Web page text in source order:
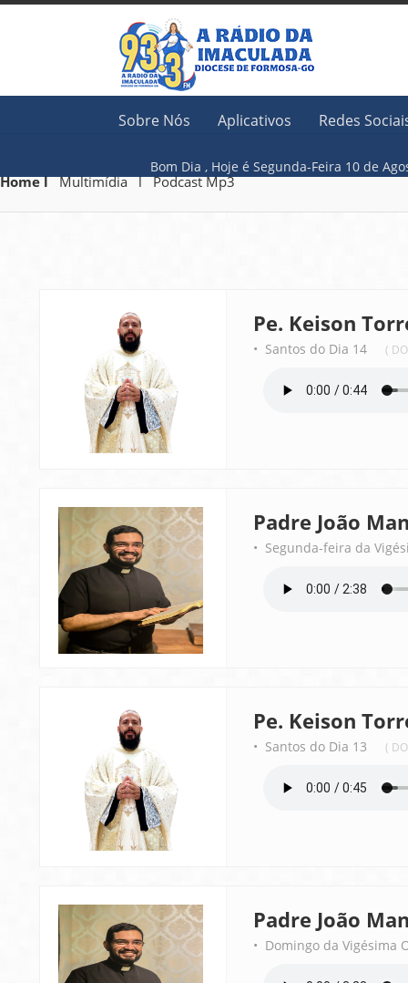
Sobre Nós Aplicativos Redes
Bom Dia , Hoje é Segunda-Feira
Home lMultimídia l Podcast Mp3
Pe. Keison
• Santos do Dia 14 (
Padre João
• Segunda-feira da
Pe. Keison
• Santos do Dia 13 (
Padre João
• Domingo da Vigésima